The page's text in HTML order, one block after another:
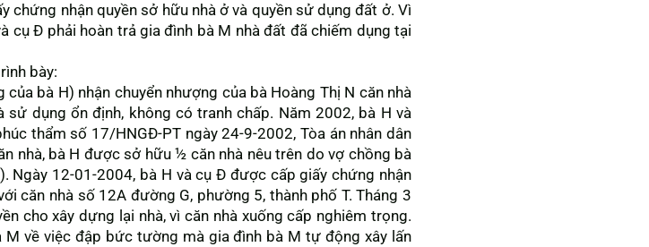
chứng nhận quyền sở hữu nhà ở và quyền sử dụng đất ở. Vì
cụ Đ phải hoàn trả gia đình bà M nhà đất đã chiếm dụng tại
bày:
bà H) nhận chuyển nhượng của bà Hoàng Thị N căn nhà
dụng ổn định, không có tranh chấp. Năm 2002, bà H và
thẩm số 17/HNGĐ-PT ngày 24-9-2002, Tòa án nhân dân
nhà, bà H được sở hữu ½ căn nhà nêu trên do vợ chồng bà
Ngày 12-01-2004, bà H và cụ Đ được cấp giấy chứng nhận
căn nhà số 12A đường G, phường 5, thành phố T. Tháng 3
cho xây dựng lại nhà, vì căn nhà xuống cấp nghiêm trọng.
M về việc đập bức tường mà gia đình bà M tự động xây lấn